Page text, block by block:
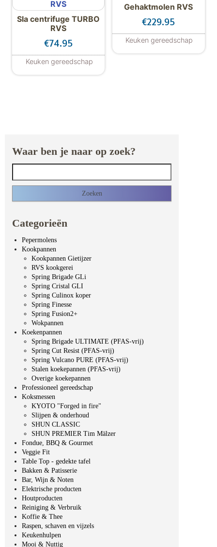
Sla centrifuge TURBO
RVS
€74.95
Keuken gereedschap
Gehaktmolen RVS
€229.95
Keuken gereedschap
Waar ben je naar op zoek?
Categorieën
Pepermolens
Kookpannen
Kookpannen Gietijzer
RVS kookgerei
Spring Brigade GLi
Spring Cristal GLI
Spring Culinox koper
Spring Finesse
Spring Fusion2+
Wokpannen
Koekenpannen
Spring Brigade ULTIMATE (PFAS-vrij)
Spring Cut Resist (PFAS-vrij)
Spring Vulcano PURE (PFAS-vrij)
Stalen koekepannen (PFAS-vrij)
Overige koekepannen
Professioneel gereedschap
Koksmessen
KYOTO "Forged in fire"
Slijpen & onderhoud
SHUN CLASSIC
SHUN PREMIER Tim Mälzer
Fondue, BBQ & Gourmet
Veggie Fit
Table Top - gedekte tafel
Bakken & Patisserie
Bar, Wijn & Noten
Elektrische producten
Houtproducten
Reiniging & Verbruik
Koffie & Thee
Raspen, schaven en vijzels
Keukenhulpen
Mooi & Nuttig